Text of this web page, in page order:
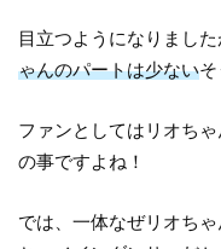
目立つようになりまし
ゃんのパートは少ないそ
ファンとしてはリオち
の事ですよね！
では、一体なぜリオち